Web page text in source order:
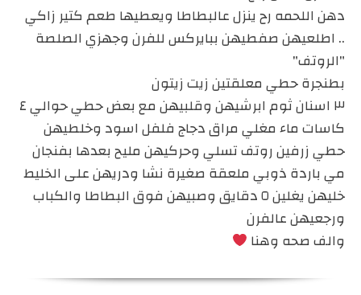
دهن اللحمه رح ينزل عالبطاطا ويعطيها طعم كتير زاكي
.. اطلعيهن صفطيهن ببايركس للفرن وجهزي الصلصة
"الروتف"
بطنجرة حطي معلقتين زيت زيتون
٣ اسنان ثوم ابرشيهن وقلبيهن مع بعض حطي حوالي ٤
كاسات ماء مغلي مراق دجاج فلفل اسود وخلطيهن
حطي زرفين روتف تسلي وحركيهن مليح بعدها بفنجان
مي باردة ذوبي ملعقة صغيرة نشا ودريهن على الخليط
خليهن يغلين ٥ دقايق وصبيهن فوق البطاطا والكباب
ورجعيهن عالفرن
والف صحه وهنا